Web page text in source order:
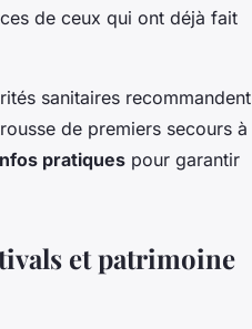
de ceux qui ont déjà fait
sanitaires recommandent
de premiers secours à
pratiques pour garantir
et patrimoine